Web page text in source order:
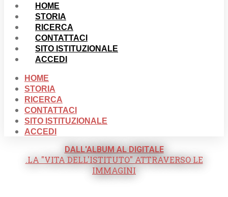
HOME
STORIA
RICERCA
CONTATTACI
SITO ISTITUZIONALE
ACCEDI
HOME
STORIA
RICERCA
CONTATTACI
SITO ISTITUZIONALE
ACCEDI
DALL'ALBUM AL DIGITALE
.LA "VITA DELL'ISTITUTO" ATTRAVERSO LE
IMMAGINI